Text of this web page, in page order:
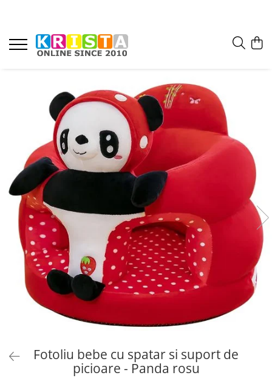
Fotoliu bebe cu spatar si suport de
picioare - Panda rosu